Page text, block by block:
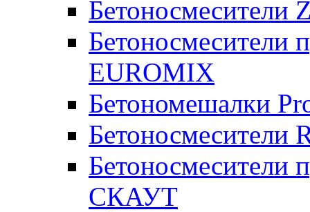
Бетоносмесители
Бетоносмесители
EUROMIX
Бетономешалки
Бетоносмесители
Бетоносмесители
СКАУТ